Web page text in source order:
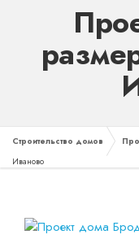
Строительство домов
Иваново